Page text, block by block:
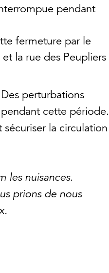
pendant
fermeture par le
et la rue des Peupliers
perturbations
cette période.
la circulation
les nuisances.
prions de nous